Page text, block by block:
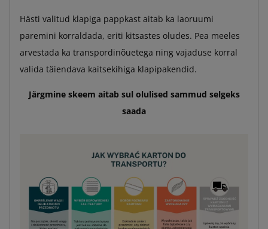
Hästi valitud klapiga pappkast aitab ka laoruumi
paremini korraldada, eriti kitsastes oludes. Pea meeles
arvestada ka transpordinõuetega ning vajaduse korral
valida täiendava kaitsekihiga klapipakendid.
Järgmine skeem aitab sul olulised sammud selgeks
saada